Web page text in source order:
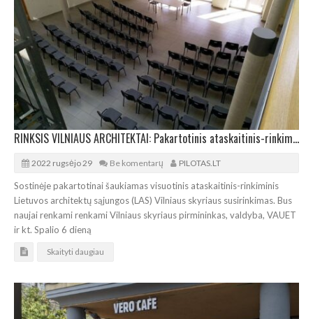
RINKSIS VILNIAUS ARCHITEKTAI: Pakartotinis ataskaitinis-rinkiminis LAS Vilniaus susirinkimas
2022 rugsėjo 29 Be komentarų PILOTAS.LT
Sostinėje pakartotinai šaukiamas visuotinis ataskaitinis-rinkiminis
Lietuvos architektų sąjungos (LAS) Vilniaus skyriaus susirinkimas. Bus
naujai renkami renkami Vilniaus skyriaus pirmininkas, valdyba, VAUET
ir kt. Spalio 6 dieną
Skaityti daugiau